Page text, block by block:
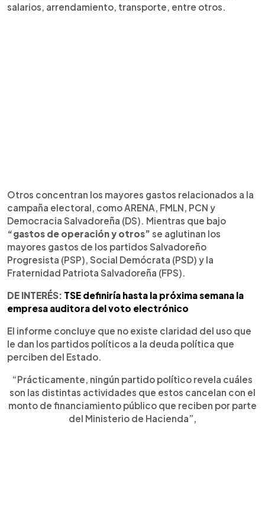
salarios, arrendamiento, transporte, entre otros.
Otros concentran los mayores gastos relacionados a la
campaña electoral, como ARENA, FMLN, PCN y
Democracia Salvadoreña (DS). Mientras que bajo
“gastos de operación y otros” se aglutinan los
mayores gastos de los partidos Salvadoreño
Progresista (PSP), Social Demócrata (PSD) y la
Fraternidad Patriota Salvadoreña (FPS).
DE INTERÉS: TSE definiría hasta la próxima semana la
empresa auditora del voto electrónico
El informe concluye que no existe claridad del uso que
le dan los partidos políticos a la deuda política que
perciben del Estado.
“Prácticamente, ningún partido político revela cuáles
son las distintas actividades que estos cancelan con el
monto de financiamiento público que reciben por parte
del Ministerio de Hacienda”,